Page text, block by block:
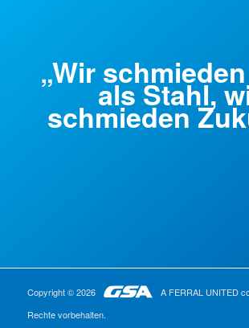
„Wir
als Stahl,
schmieden
Copyright © 2026 A FERRAL UNITED
Rechte vorbehalten.